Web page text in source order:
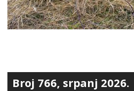
Broj 766, srpanj 2026.